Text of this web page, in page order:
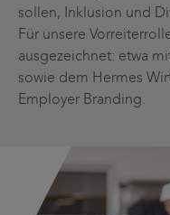
sollen, Inklusion und
Für unsere
ausgezeichnet: etwa
sowie dem Hermes
Employer Branding.